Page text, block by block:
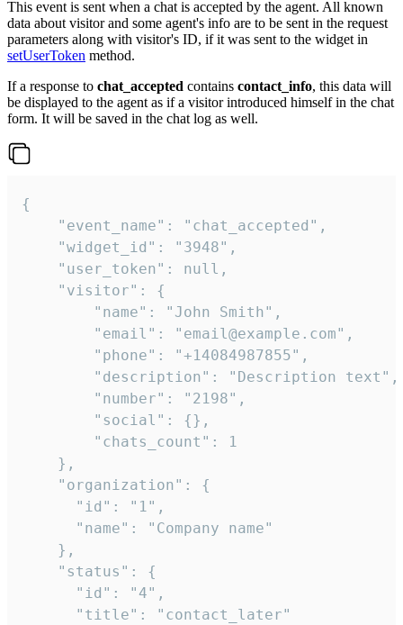
This event is sent when a chat is accepted by the agent. All known
data about visitor and some agent's info are to be sent in the request
parameters along with visitor's ID, if it was sent to the widget in
setUserToken method.
If a response to chat_accepted contains contact_info, this data will
be displayed to the agent as if a visitor introduced himself in the chat
form. It will be saved in the chat log as well.
{
    "event_name": "chat_accepted",
    "widget_id": "3948",
    "user_token": null,
    "visitor": {
        "name": "John Smith",
        "email": "email@example.com",
        "phone": "+14084987855",
        "description": "Description text",
        "number": "2198",
        "social": {},
        "chats_count": 1
    },
    "organization": {
      "id": "1",
      "name": "Company name"
    },
    "status": {
      "id": "4",
      "title": "contact_later"